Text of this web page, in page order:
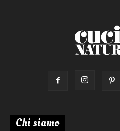
Chi siamo